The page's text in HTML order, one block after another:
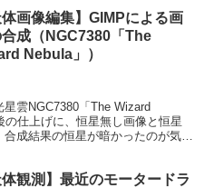
体画像編集】GIMPによる画
成（NGC7380「The
Nebula」）
雲NGC7380「The Wizard
の仕上げに、恒星無し画像と恒星
成結果の恒星が暗かったのが気に
体観測】最近のモータードラ